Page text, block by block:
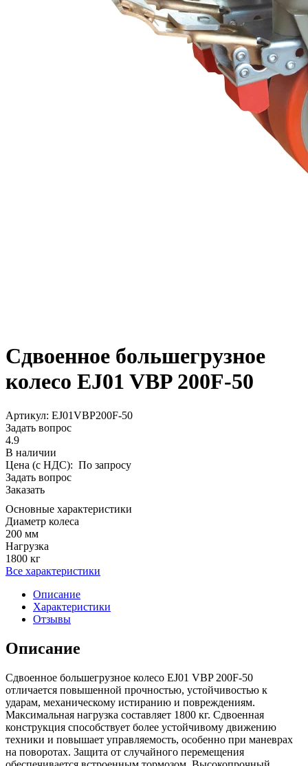
Сдвоенное большегрузное
колесо EJ01 VBP 200F-50
Aртикул: EJ01VBP200F-50
Задать вопрос
4.9
В наличии
Цена (с НДС): По запросу
Задать вопрос
Заказать
Основные характеристики
Диаметр колеса
200 мм
Нагрузка
1800 кг
Все характеристики
Описание
Характеристики
Отзывы
Описание
Сдвоенное большегрузное колесо EJ01 VBP 200F-50
отличается повышенной прочностью, устойчивостью к
ударам, механическому истиранию и повреждениям.
Максимальная нагрузка составляет 1800 кг. Сдвоенная
конструкция способствует более устойчивому движению
техники и повышает управляемость, особенно при маневрах
на поворотах. Защита от случайного перемещения